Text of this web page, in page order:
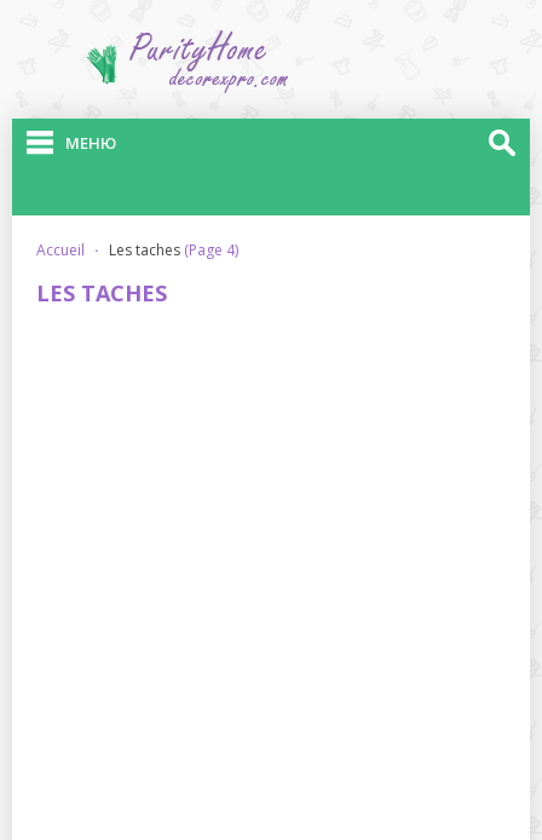
МЕНЮ
accueil · les taches (Page 4)
LES TACHES